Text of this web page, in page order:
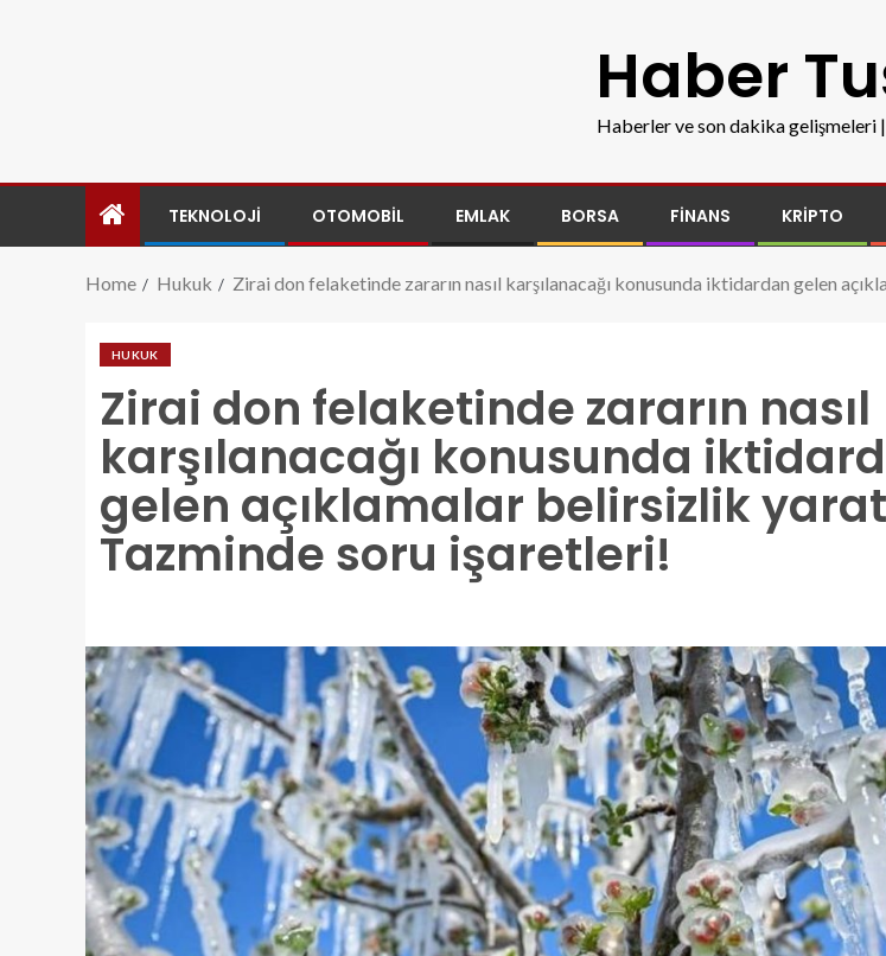
Haber
Haberler ve son dakika gelişmeleri
TEKNOLOJI OTOMOBIL EMLAK BORSA FINANS KRIPTO
Home Hukuk Zirai don felaketinde zararın nasıl karşılanacağı konusunda iktidardan gelen
HUKUK
Zirai don felaketinde zararın nasıl
karşılanacağı konusunda
gelen açıklamalar belirsizlik
Tazminde soru işaretleri!